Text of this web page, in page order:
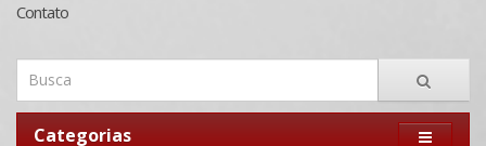
Contato
Categorias